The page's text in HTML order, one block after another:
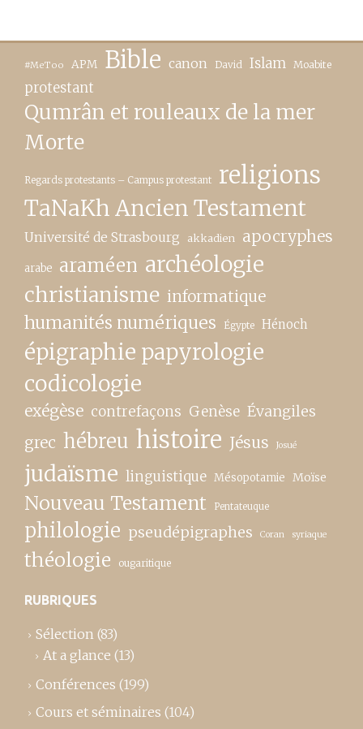
#MeToo APM Bible canon David Islam Moabite
protestant
Qumrân et rouleaux de la mer
Morte
Regards protestants – Campus protestant religions
TaNaKh Ancien Testament
Université de Strasbourg akkadien apocryphes
arabe araméen archéologie
christianisme informatique
humanités numériques Égypte Hénoch
épigraphie papyrologie
codicologie
exégèse contrefaçons Genèse Évangiles
grec hébreu histoire Jésus Josué
judaïsme linguistique Mésopotamie Moïse
Nouveau Testament Pentateuque
philologie pseudépigraphes Coran syriaque
théologie ougaritique
RUBRIQUES
Sélection (83)
At a glance (13)
Conférences (199)
Cours et séminaires (104)